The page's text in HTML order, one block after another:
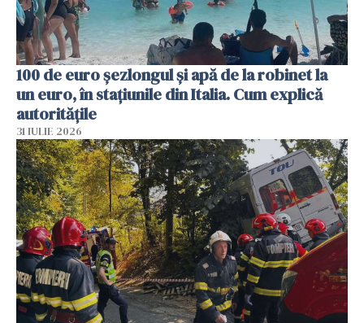
100 de euro șezlongul și apă de la robinet la
un euro, în stațiunile din Italia. Cum explică
autoritățile
31 IULIE 2026